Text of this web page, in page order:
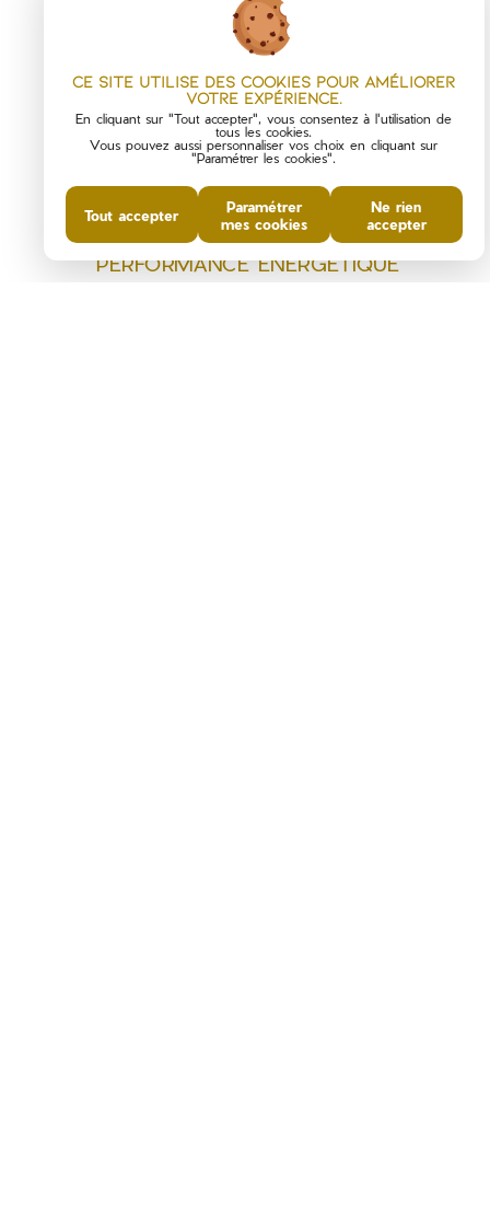
DIAGNOSTICS DE
PERFORMANCE ÉNERGÉTIQUE
Ce site utilise des cookies pour améliorer
votre expérience.
En cliquant sur "Tout accepter", vous consentez à l'utilisation de
tous les cookies.
Vous pouvez aussi personnaliser vos choix en cliquant sur
"Paramétrer les cookies".
Tout accepter
Paramétrer
mes cookies
Ne rien
accepter